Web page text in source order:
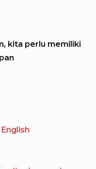
kita perlu memiliki
English